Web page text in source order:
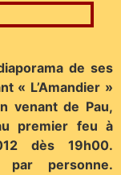
de ses
« L’Amandier »
venant de Pau,
premier feu à
dès 19h00.
personne.